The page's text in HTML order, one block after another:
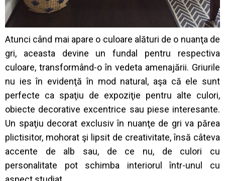
Atunci când mai apare o culoare alături de o nuanţa de
gri, aceasta devine un fundal pentru respectiva
culoare, transformând-o în vedeta amenajării. Griurile
nu ies în evidenţă în mod natural, aşa că ele sunt
perfecte ca spaţiu de expoziţie pentru alte culori,
obiecte decorative excentrice sau piese interesante.
Un spaţiu decorat exclusiv în nuanţe de gri va părea
plictisitor, mohorat şi lipsit de creativitate, însă câteva
accente de alb sau, de ce nu, de culori cu
personalitate pot schimba interiorul într-unul cu